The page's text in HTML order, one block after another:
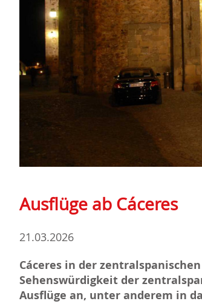
Ausflüge ab Cáceres
21.03.2026
Cáceres in der
Sehenswürdigkeit der
Ausflüge an, unter anderem in